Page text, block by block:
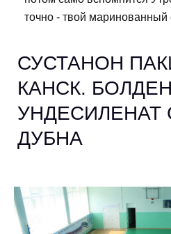
точно - твой маринованный
СУСТАНОН
КАНСК.
УНДЕСИЛЕНАТ
ДУБНА